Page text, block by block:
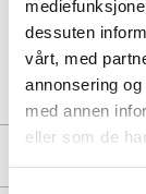
dessuten
vårt, med
annonsering
med annen
eller som de
Art. nr 36863001
Lev. art. nr